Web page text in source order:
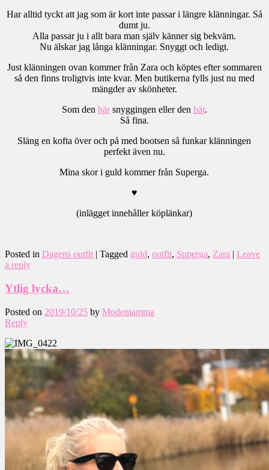
Har alltid tyckt att jag som är kort inte passar i längre klänningar. Så
dumt ju.
Alla passar ju i allt bara man själv känner sig bekväm.
Nu älskar jag långa klänningar. Snyggt och ledigt.
Just klänningen ovan kommer från Zara och köptes efter sommaren
så den finns troligtvis inte kvar. Men butikerna fylls just nu med
mängder av skönheter.
Som den här snyggingen eller den här.
Så fina.
Släng en kofta över och på med bootsen så funkar klänningen
perfekt även nu.
Mina skor i guld kommer från Superga.
♥
(inlägget innehåller köplänkar)
Posted in Dagens outfit | Tagged guld, outfit, Superga, Zara | Leave
a reply
Ytlig lycka…
Posted on 2019/10/25 by Modemamma
Reply